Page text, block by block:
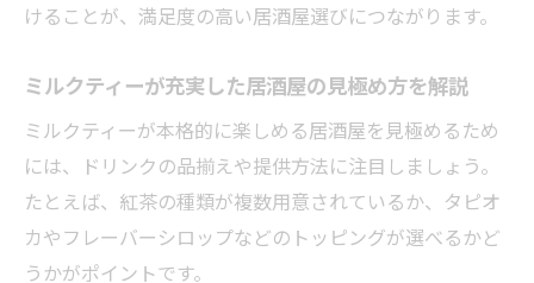
けることが、満足度の高い居酒屋選びにつながります。
ミルクティーが充実した居酒屋の見極め方を解説
ミルクティーが本格的に楽しめる居酒屋を見極めるため
には、ドリンクの品揃えや提供方法に注目しましょう。
たとえば、紅茶の種類が複数用意されているか、タピオ
カやフレーバーシロップなどのトッピングが選べるかど
うかがポイントです。